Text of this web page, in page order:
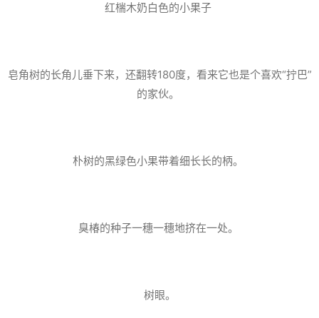
红椯木奶白色的小果子
皂角树的长角儿垂下来，还翻转180度，看来它也是个喜欢“拧巴”
的家伙。
朴树的黑绿色小果带着细长长的柄。
臭椿的种子一穗一穗地挤在一处。
树眼。